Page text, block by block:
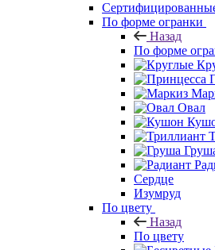
По форме огранки
Назад
По форме
Овал
Сердце
Изумруд
По цвету
Назад
По цвету